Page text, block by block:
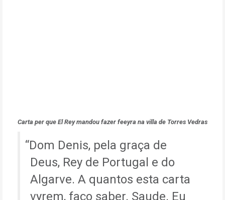
Carta per que El Rey mandou fazer feeyra na villa de Torres Vedras
Dom Denis, pela graça de
Deus, Rey de Portugal e do
Algarve. A quantos esta carta
vyrem, faço saber. Saude. Eu